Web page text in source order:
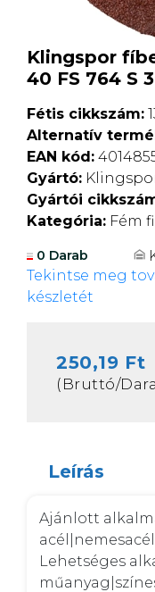
Klingspor
40 FS 764 S
Fétis cikkszám:
Alternatív
EAN kód:
Gyártó:
Gyártói
Kategória: Fém
0 Darab
Tekintse meg
készletét
250,19 Ft
(Bruttó/
Leírás
Ajánlott
Lehetséges